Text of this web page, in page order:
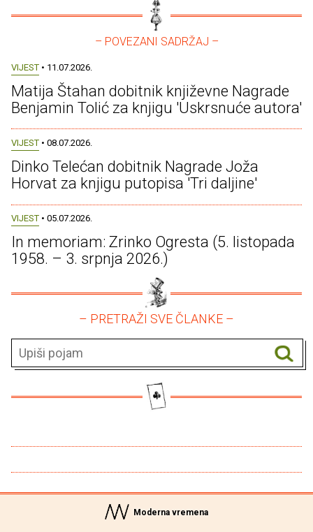
– POVEZANI SADRŽAJ –
VIJEST • 11.07.2026.
Matija Štahan dobitnik književne Nagrade
Benjamin Tolić za knjigu 'Uskrsnuće autora'
VIJEST • 08.07.2026.
Dinko Telećan dobitnik Nagrade Joža
Horvat za knjigu putopisa 'Tri daljine'
VIJEST • 05.07.2026.
In memoriam: Zrinko Ogresta (5. listopada
1958. – 3. srpnja 2026.)
– PRETRAŽI SVE ČLANKE –
Moderna vremena